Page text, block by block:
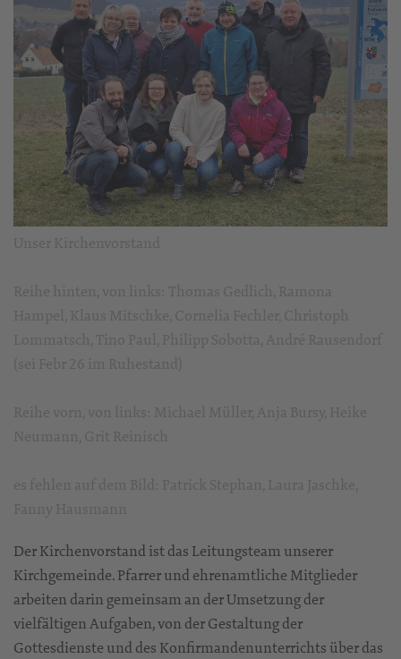
Der Kirchenvorstand ist das Leitungsteam unserer
Kirchgemeinde. Pfarrer und ehrenamtliche Mitglieder
arbeiten darin gemeinsam an der Umsetzung der
vielfältigen Aufgaben, von der Gestaltung der
Gottesdienste und des Konfirmandenunterrichts über das